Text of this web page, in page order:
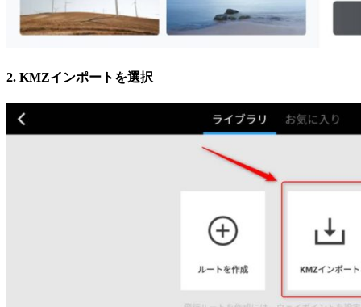
2. KMZインポートを選択